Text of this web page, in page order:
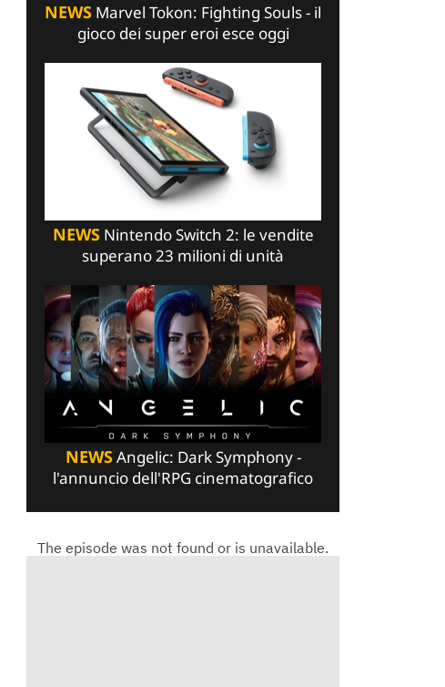
NEWS Marvel Tokon: Fighting Souls - il
gioco dei super eroi esce oggi
NEWSNintendo Switch 2: le vendite
superano 23 milioni di unità
NEWSAngelic: Dark Symphony -
l'annuncio dell'RPG cinematografico